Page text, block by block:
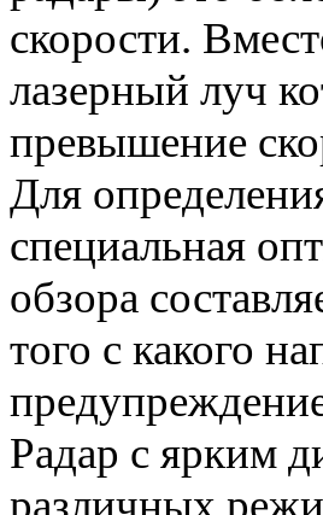
скорости.
лазерный луч
превышение
Для
специальная
обзора
того с какого
Радар с ярким